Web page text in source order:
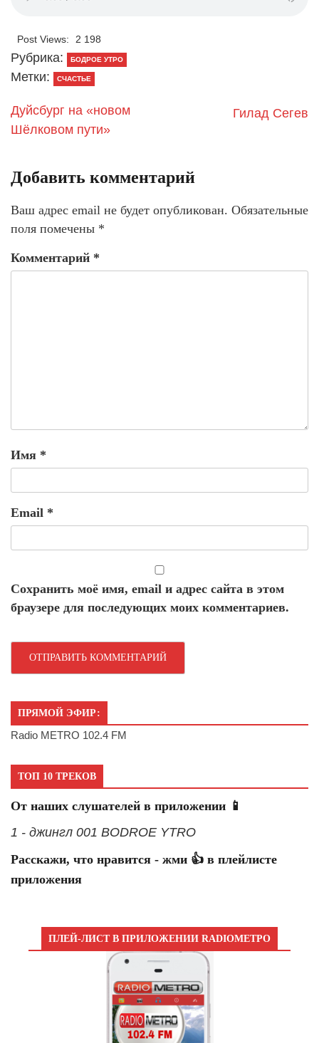
Post Views: 2 198
Рубрика: БОДРОЕ УТРО
Метки: СЧАСТЬЕ
Дуйсбург на «новом
Шёлковом пути»
Гилад Сегев
Добавить комментарий
Ваш адрес email не будет опубликован. Обязательные
поля помечены *
Комментарий *
Имя *
Email *
Сохранить моё имя, email и адрес сайта в этом
браузере для последующих моих комментариев.
ПРЯМОЙ ЭФИР:
Radio METRO 102.4 FM
ТОП 10 ТРЕКОВ
От наших слушателей в приложении 📱
1 - джингл 001 BODROE YTRO
Расскажи, что нравится - жми 👍 в плейлисте
приложения
ПЛЕЙ-ЛИСТ В ПРИЛОЖЕНИИ RADIOМЕТРО